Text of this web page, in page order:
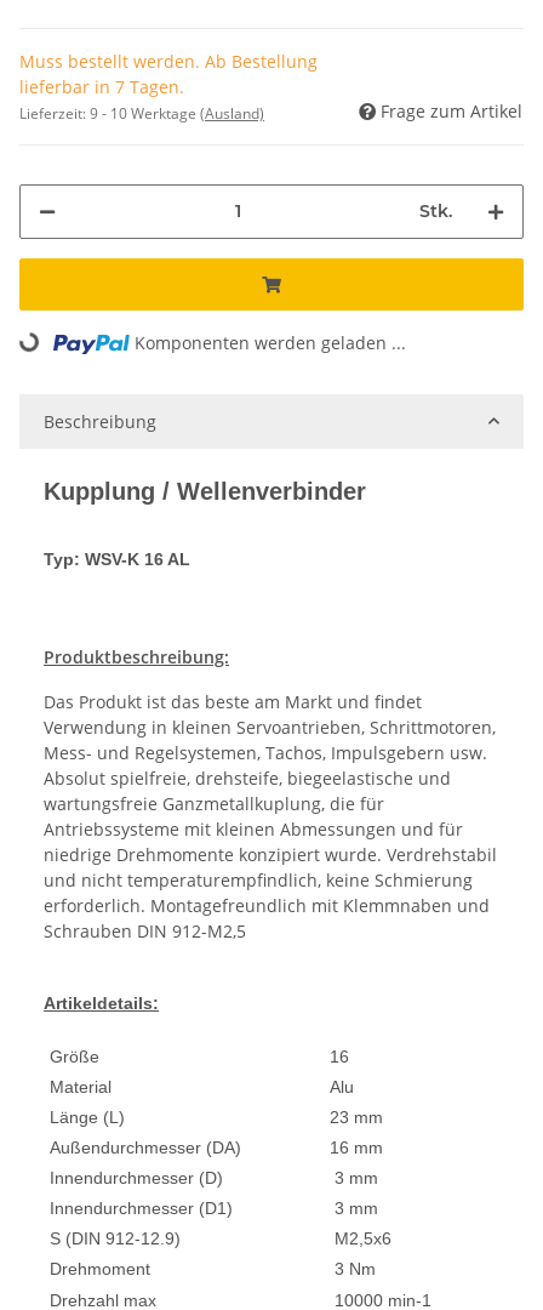
Muss bestellt werden. Ab Bestellung
lieferbar in 7 Tagen.
Lieferzeit:9 - 10 Werktage (Ausland) Frage zum Artikel
Stk.
Loading... Komponenten werden geladen ...
Beschreibung
Kupplung / Wellenverbinder
Typ: WSV-K 16 AL
Produktbeschreibung:
Das Produkt ist das beste am Markt und findet
Verwendung in kleinen Servoantrieben, Schrittmotoren,
Mess- und Regelsystemen, Tachos, Impulsgebern usw.
Absolut spielfreie, drehsteife, biegeelastische und
wartungsfreie Ganzmetallkuplung, die für
Antriebssysteme mit kleinen Abmessungen und für
niedrige Drehmomente konzipiert wurde. Verdrehstabil
und nicht temperaturempfindlich, keine Schmierung
erforderlich. Montagefreundlich mit Klemmnaben und
Schrauben DIN 912-M2,5
Artikeldetails:
Größe
16
Material
Alu
Länge (L)
23 mm
Außendurchmesser (DA)
16 mm
Innendurchmesser (D)
3 mm
Innendurchmesser (D1)
3 mm
S (DIN 912-12.9)
M2,5x6
Drehmoment
3 Nm
Drehzahl max
10000 min-1